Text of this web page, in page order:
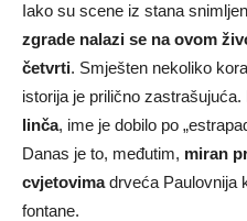
Iako su scene iz stana
zgrade nalazi se na ovom
četvrti. Smješten nekoliko
istorija je prilično zastrašujuća.
linča, ime je dobilo po
Danas je to, međutim, miran
cvjetovimadrveća Paulovnija
fontane.